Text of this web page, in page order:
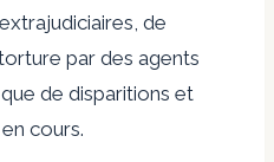
de
par des agents
de disparitions et
cours.